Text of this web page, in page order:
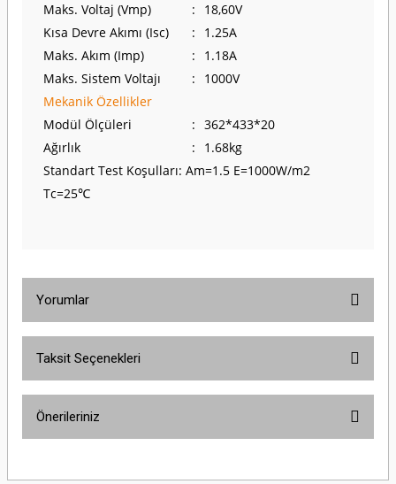
Maks. Voltaj (Vmp)
:
18,60V
Kısa Devre Akımı (Isc)
:
1.25A
Maks. Akım (Imp)
:
1.18A
Maks. Sistem Voltajı
:
1000V
Mekanik Özellikler
Modül Ölçüleri
: 362*433*20
Ağırlık
:
1.68kg
Standart Test Koşulları: Am=1.5 E=1000W/m2
Tc=25℃
Yorumlar
Taksit Seçenekleri
Önerileriniz
yetersiz gördüğünüz noktaları öneri formunu kullanarak tarafımıza